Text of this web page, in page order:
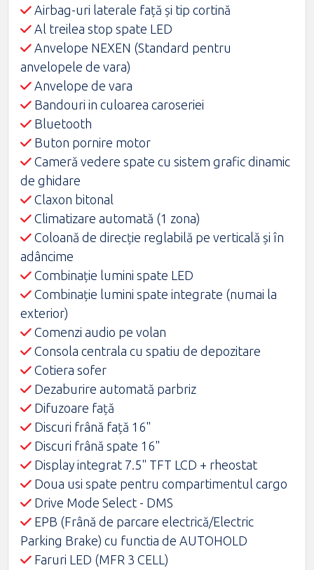
Airbag-uri laterale faţă şi tip cortină
Al treilea stop spate LED
Anvelope NEXEN (Standard pentru
anvelopele de vara)
Anvelope de vara
Bandouri in culoarea caroseriei
Bluetooth
Buton pornire motor
Cameră vedere spate cu sistem grafic dinamic
de ghidare
Claxon bitonal
Climatizare automată (1 zona)
Coloană de direcţie reglabilă pe verticală şi în
adâncime
Combinaţie lumini spate LED
Combinaţie lumini spate integrate (numai la
exterior)
Comenzi audio pe volan
Consola centrala cu spatiu de depozitare
Cotiera sofer
Dezaburire automată parbriz
Difuzoare față
Discuri frână față 16"
Discuri frână spate 16"
Display integrat 7.5" TFT LCD + rheostat
Doua usi spate pentru compartimentul cargo
Drive Mode Select - DMS
EPB (Frână de parcare electrică/Electric
Parking Brake) cu functia de AUTOHOLD
Faruri LED (MFR 3 CELL)